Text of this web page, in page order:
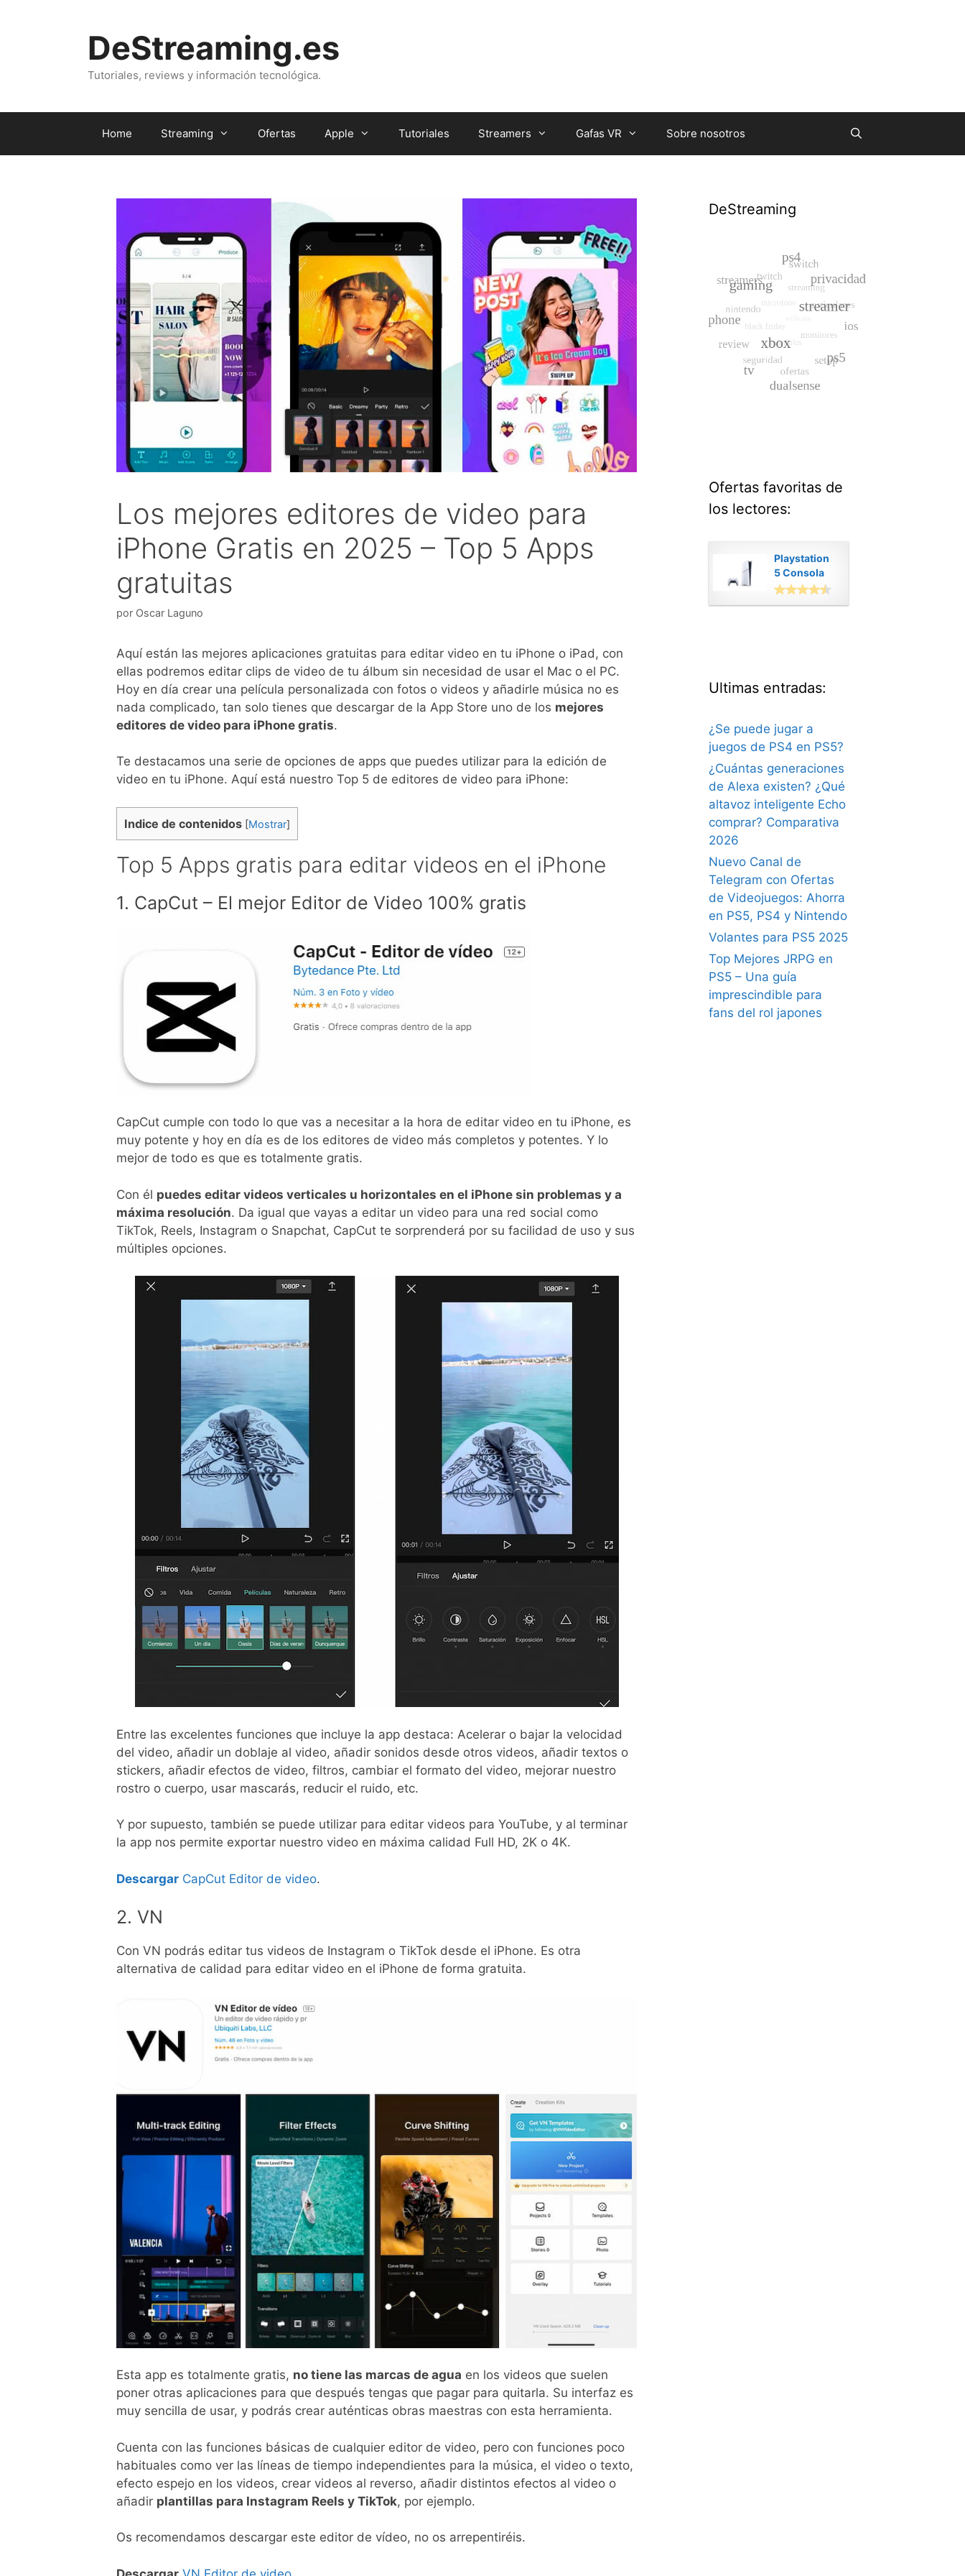
DeStreaming.es
Tutoriales, reviews y información tecnológica.
Home Streaming Ofertas Apple Tutoriales Streamers Gafas VR Sobre nosotros
Los mejores editores de video para
iPhone Gratis en 2025 – Top 5 Apps
gratuitas
por Oscar Laguno
Aquí están las mejores aplicaciones gratuitas para editar video en tu iPhone o iPad, con
ellas podremos editar clips de video de tu álbum sin necesidad de usar el Mac o el PC.
Hoy en día crear una película personalizada con fotos o videos y añadirle música no es
nada complicado, tan solo tienes que descargar de la App Store uno de los mejores
editores de video para iPhone gratis.
Te destacamos una serie de opciones de apps que puedes utilizar para la edición de
video en tu iPhone. Aquí está nuestro Top 5 de editores de video para iPhone:
Indice de contenidos [Mostrar]
Top 5 Apps gratis para editar videos en el iPhone
1. CapCut – El mejor Editor de Video 100% gratis
CapCut cumple con todo lo que vas a necesitar a la hora de editar video en tu iPhone, es
muy potente y hoy en día es de los editores de video más completos y potentes. Y lo
mejor de todo es que es totalmente gratis.
Con él puedes editar videos verticales u horizontales en el iPhone sin problemas y a
máxima resolución. Da igual que vayas a editar un video para una red social como
TikTok, Reels, Instagram o Snapchat, CapCut te sorprenderá por su facilidad de uso y sus
múltiples opciones.
Entre las excelentes funciones que incluye la app destaca: Acelerar o bajar la velocidad
del video, añadir un doblaje al video, añadir sonidos desde otros videos, añadir textos o
stickers, añadir efectos de video, filtros, cambiar el formato del video, mejorar nuestro
rostro o cuerpo, usar mascarás, reducir el ruido, etc.
Y por supuesto, también se puede utilizar para editar videos para YouTube, y al terminar
la app nos permite exportar nuestro video en máxima calidad Full HD, 2K o 4K.
Descargar CapCut Editor de video.
2. VN
Con VN podrás editar tus videos de Instagram o TikTok desde el iPhone. Es otra
alternativa de calidad para editar video en el iPhone de forma gratuita.
Esta app es totalmente gratis, no tiene las marcas de agua en los videos que suelen
poner otras aplicaciones para que después tengas que pagar para quitarla. Su interfaz es
muy sencilla de usar, y podrás crear auténticas obras maestras con esta herramienta.
Cuenta con las funciones básicas de cualquier editor de video, pero con funciones poco
habituales como ver las líneas de tiempo independientes para la música, el video o texto,
efecto espejo en los videos, crear videos al reverso, añadir distintos efectos al video o
añadir plantillas para Instagram Reels y TikTok, por ejemplo.
Os recomendamos descargar este editor de vídeo, no os arrepentiréis.
DeStreaming
Ofertas favoritas de
los lectores:
Playstation
5 Consola
Digital
Ultimas entradas:
¿Se puede jugar a
juegos de PS4 en PS5?
¿Cuántas generaciones
de Alexa existen? ¿Qué
altavoz inteligente Echo
comprar? Comparativa
2026
Nuevo Canal de
Telegram con Ofertas
de Videojuegos: Ahorra
en PS5, PS4 y Nintendo
Volantes para PS5 2025
Top Mejores JRPG en
PS5 – Una guía
imprescindible para
fans del rol japones